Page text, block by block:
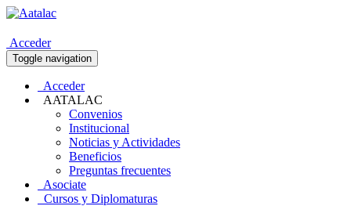
Acceder
Toggle navigation
Acceder
AATALAC
Convenios
Institucional
Noticias y Actividades
Beneficios
Preguntas frecuentes
Asociate
Cursos y Diplomaturas